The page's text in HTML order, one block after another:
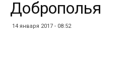
Доброполья
14 января 2017 - 08:52